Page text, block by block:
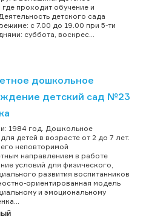
проходит обучение и
детского сада
с 7.00 до 19.00 при 5-ти
суббота, воскрес...
дошкольное
детский сад №23
1984 год. Дошкольное
детей в возрасте от 2 до 7 лет.
неповторимой
направлением в работе
условий для физического,
развития воспитанников
ориентированная модель
и эмоциональному